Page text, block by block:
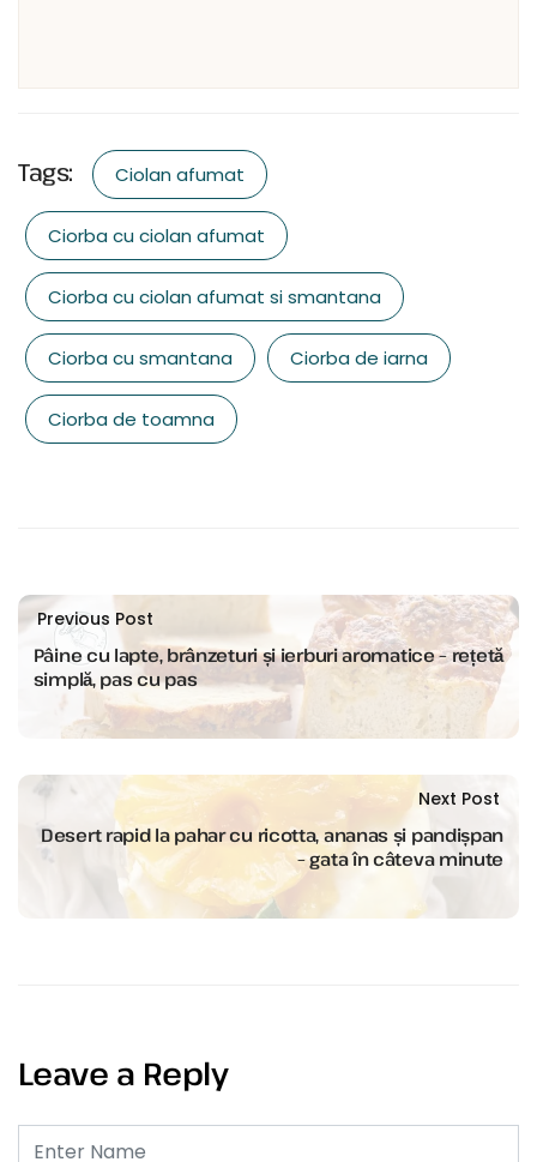
Tags: Ciolan afumat
Ciorba cu ciolan afumat
Ciorba cu ciolan afumat si smantana
Ciorba cu smantana Ciorba de iarna
Ciorba de toamna
Previous Post
Pâine cu lapte, brânzeturi și ierburi aromatice – rețetă
simplă, pas cu pas
Next Post
Desert rapid la pahar cu ricotta, ananas și pandișpan
– gata în câteva minute
Leave a Reply